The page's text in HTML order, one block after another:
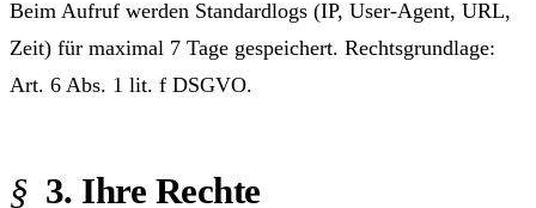
Beim Aufruf werden Standardlogs (IP, User-Agent, URL,
Zeit) für maximal 7 Tage gespeichert. Rechtsgrundlage:
Art. 6 Abs. 1 lit. f DSGVO.
3. Ihre Rechte